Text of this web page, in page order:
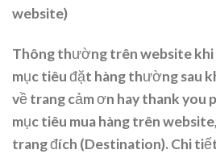
website)
Thông thường trên website khi
mục tiêu đặt hàng thường sau
về trang cảm ơn hay thank you
mục tiêu mua hàng trên
trang đích (Destination). Chi